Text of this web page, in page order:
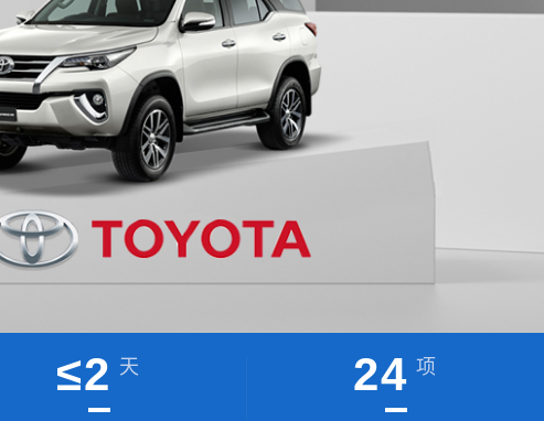
≤2 天 24 项